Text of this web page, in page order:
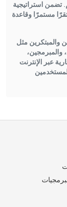
تضمن استراتيجية
مستمرًا وقاعدة
والمبتكرين مثل
والمبرمجين،
عبر الإنترنت